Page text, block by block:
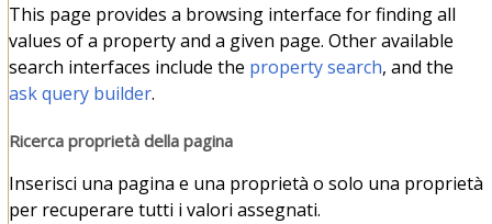
This page provides a browsing interface for finding all
values of a property and a given page. Other available
search interfaces include the property search, and the
ask query builder.
Ricerca proprietà della pagina
Inserisci una pagina e una proprietà o solo una proprietà
per recuperare tutti i valori assegnati.